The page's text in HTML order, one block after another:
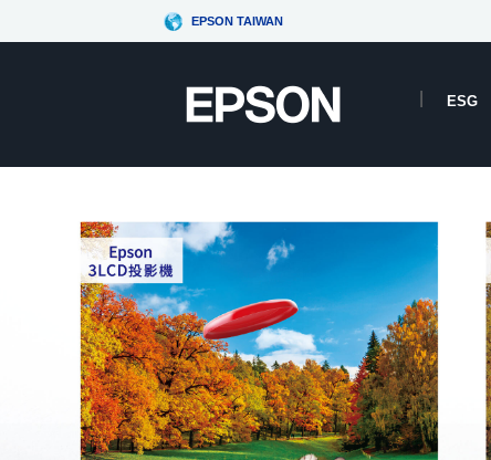
EPSON TAIWAN
ESG